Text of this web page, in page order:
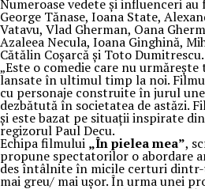
Numeroase vedete și influenceri
George Tănase, Ioana State,
Vatavu, Vlad Gherman, Oana
Azaleea Necula, Ioana Ginghină,
Cătălin Coșarcă și Toto Dumitrescu.
„Este o comedie care nu
lansate în ultimul timp la noi.
cu personaje construite în jurul
dezbătută în societatea de astăzi.
și este bazat pe situații inspirate
regizorul Paul Decu.
Echipa filmului „În pielea mea”,
propune spectatorilor o abordare
des întâlnite în micile certuri
mai greu/ mai ușor. În urma unei